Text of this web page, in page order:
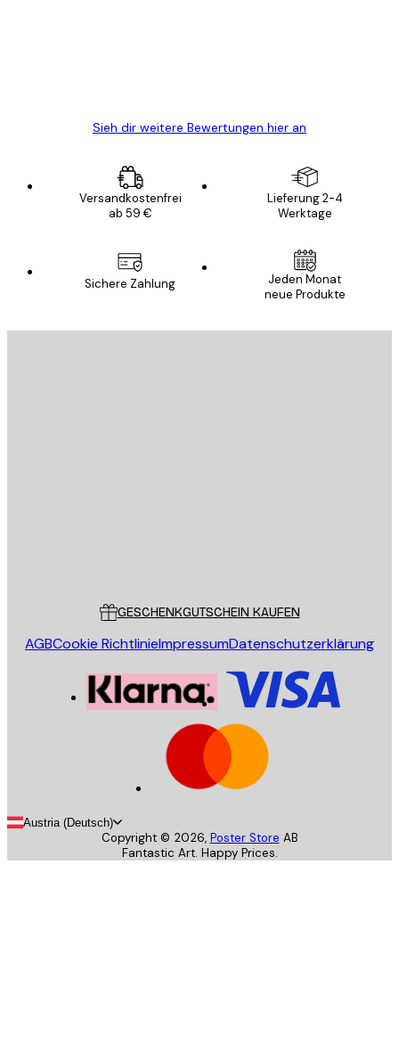
Sieh dir weitere Bewertungen hier an
Versandkostenfrei
ab 59 €
Lieferung 2-4
Werktage
Sichere Zahlung
Jeden Monat
neue Produkte
GESCHENKGUTSCHEIN KAUFEN
AGBCookie RichtlinieImpressumDatenschutzerklärung
Austria (Deutsch)
Copyright © 2026, Poster Store AB
Fantastic Art. Happy Prices.